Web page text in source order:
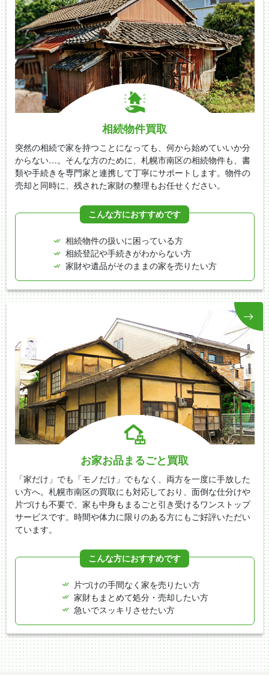
相続物件買取
突然の相続で家を持つことになっても、何から始めていいか分
からない…。そんな方のために、札幌市南区の相続物件も、書
類や手続きを専門家と連携して丁寧にサポートします。物件の
売却と同時に、残された家財の整理もお任せください。
こんな方におすすめです
相続物件の扱いに困っている方
相続登記や手続きがわからない方
家財や遺品がそのままの家を売りたい方
お家お品まるごと買取
「家だけ」でも「モノだけ」でもなく、両方を一度に手放した
い方へ。札幌市南区の買取にも対応しており、面倒な仕分けや
片づけも不要で、家も中身もまるごと引き受けるワンストップ
サービスです。時間や体力に限りのある方にもご好評いただい
ています。
こんな方におすすめです
片づけの手間なく家を売りたい方
家財もまとめて処分・売却したい方
急いでスッキリさせたい方